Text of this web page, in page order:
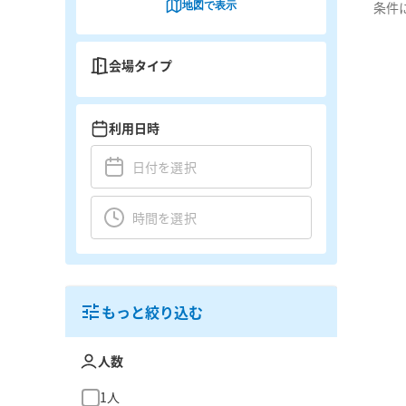
条件
地図で表示
会場タイプ
利用日時
もっと絞り込む
人数
1人